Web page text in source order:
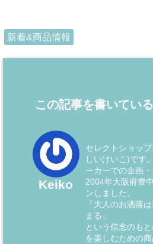
新着&商品情報
この記事を書いてい
Keiko
セレクトショッ
しいけいこ)です
ーカーでの企画・
2004年大阪府豊
ンしました。
「大人のお洒落
まる」
という信念のも
を楽しむための